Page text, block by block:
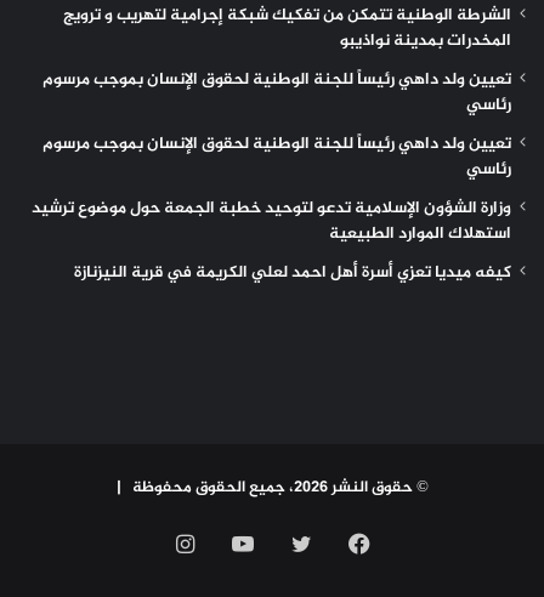
الشرطة الوطنية تتمكن من تفكيك شبكة إجرامية لتهريب و ترويج
المخدرات بمدينة نواذيبو
تعيين ولد داهي رئيساً للجنة الوطنية لحقوق الإنسان بموجب مرسوم
رئاسي
تعيين ولد داهي رئيساً للجنة الوطنية لحقوق الإنسان بموجب مرسوم
رئاسي
وزارة الشؤون الإسلامية تدعو لتوحيد خطبة الجمعة حول موضوع ترشيد
استهلاك الموارد الطبيعية
كيفه ميديا تعزي أسرة أهل احمد لعلي الكريمة في قرية النيزنازة
© حقوق النشر 2026، جميع الحقوق محفوظة |
فيسبوك تويتر يوتيوب